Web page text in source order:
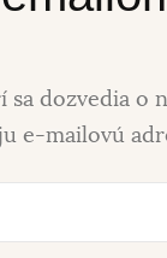
dozvedia o
e-mailovú